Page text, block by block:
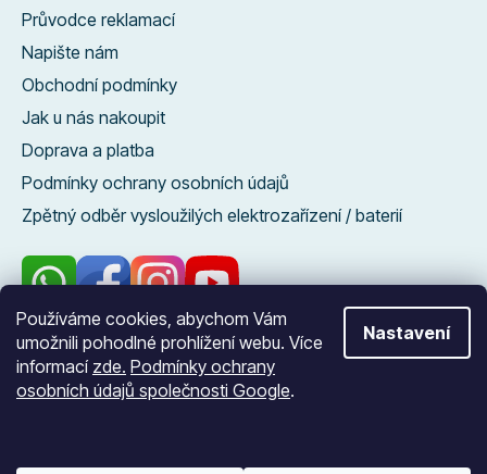
Používáme cookies, abychom Vám
umožnili pohodlné prohlížení webu. Více
informací zde. Podmínky ochrany
osobních údajů společnosti Google.
Nastavení
Průvodce reklamací
Napište nám
Obchodní podmínky
Jak u nás nakoupit
Doprava a platba
Podmínky ochrany osobních údajů
Zpětný odběr vysloužilých elektrozařízení / baterií
96 %
zákazníků nás
doporučuje